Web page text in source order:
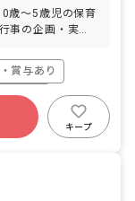
・復帰率90％）
も対応していま
歳～5歳児の保育
事の企画・実施
の利用） ・職員
の育児支援も行
卒1年目の方は、
んで丁寧に仕事
クラス 17名 ■
やかな成長を願
賞与あり
険完備
キープ